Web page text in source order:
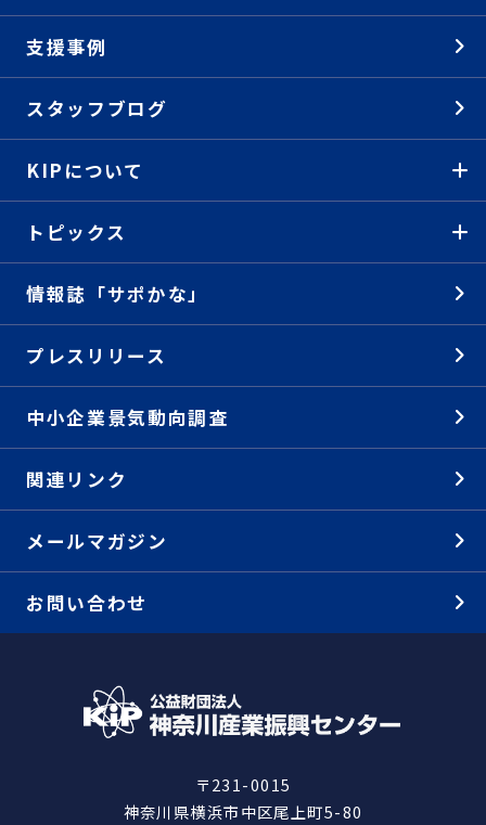
支援事例
スタッフブログ
KIPについて
トピックス
情報誌「サポかな」
プレスリリース
中小企業景気動向調査
関連リンク
メールマガジン
お問い合わせ
〒231-0015
神奈川県横浜市中区尾上町5-80